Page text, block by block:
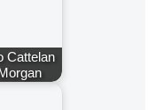
Cattelan